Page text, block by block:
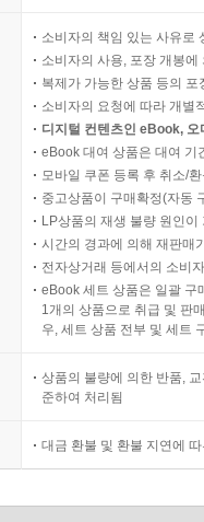
소비자의 책임 있는 사유로
소비자의 사용, 포장 개봉
복제가 가능한 상품 등의
소비자의 요청에 따라 개별
디지털 컨텐츠인 eBook,
eBook 대여 상품은 대여 기
모바일 쿠폰 등록 후 취소/
중고상품이 구매확정(자동
LP상품의 재생 불량 원인
시간의 경과에 의해 재판매
전자상거래 등에서의 소비
eBook 세트 상품은 일괄 구
1개의 상품으로 취급 및 판
우, 세트 상품 전부 및 세트
상품의 불량에 의한 반품,
준하여 처리됨
대금 환불 및 환불 지연에